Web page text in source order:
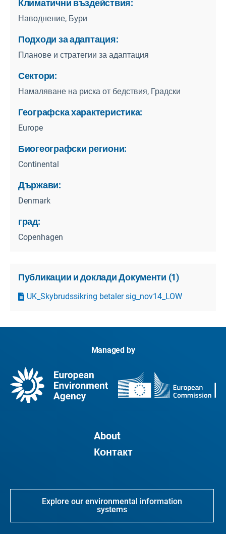
Климатични въздействия:
Наводнение, Бури
Подходи за адаптация:
Планове и стратегии за адаптация
Сектори:
Намаляване на риска от бедствия, Градски
Географска характеристика:
Europe
Биогеографски региони:
Continental
Държави:
Denmark
град:
Copenhagen
Публикации и доклади Документи (1)
UK_Skybrudssikring betaler sig_nov14_LOW
Managed by
About
Контакт
Explore our environmental information
systems